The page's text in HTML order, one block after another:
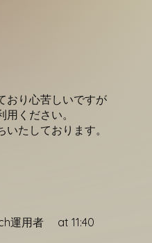
おり心苦しいですが
ください。
たしております。
運用者 at 11:40